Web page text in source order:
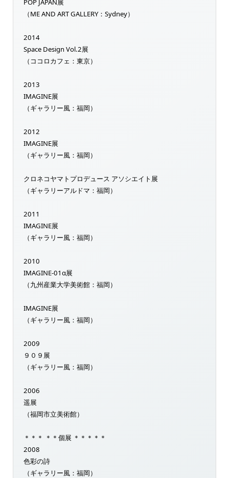
POP JAPAN展
（ME AND ART GALLERY：Sydney）
2014
Space Design Vol.2展
（ココロカフェ：東京）
2013
IMAGINE展
（ギャラリー風：福岡）
2012
IMAGINE展
（ギャラリー風：福岡）
クロネコヤマトプロデュース アソシエイト展
（ギャラリーアルドマ：福岡）
2011
IMAGINE展
（ギャラリー風：福岡）
2010
IMAGINE-01α展
（九州産業大学美術館：福岡）
IMAGINE展
（ギャラリー風：福岡）
2009
９０９展
（ギャラリー風：福岡）
2006
遥展
（福岡市立美術館）
＊＊＊ ＊＊個展 ＊＊＊＊＊
2008
色彩の詩
（ギャラリー風：福岡）